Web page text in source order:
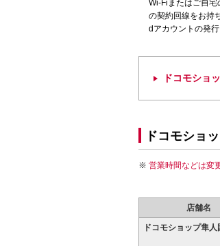
Wi-Fiまたはご自
の契約回線をお持
dアカウントの発行
ドコモショ
ドコモショ
営業時間などは変
店舗名
ドコモショップ隼人